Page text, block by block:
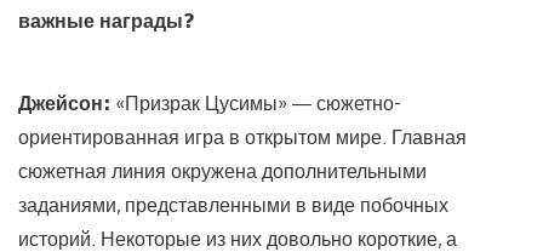
важные награды?
Джейсон: «Призрак Цусимы» — сюжетно-
ориентированная игра в открытом мире. Главная
сюжетная линия окружена дополнительными
заданиями, представленными в виде побочных
историй. Некоторые из них довольно короткие, а